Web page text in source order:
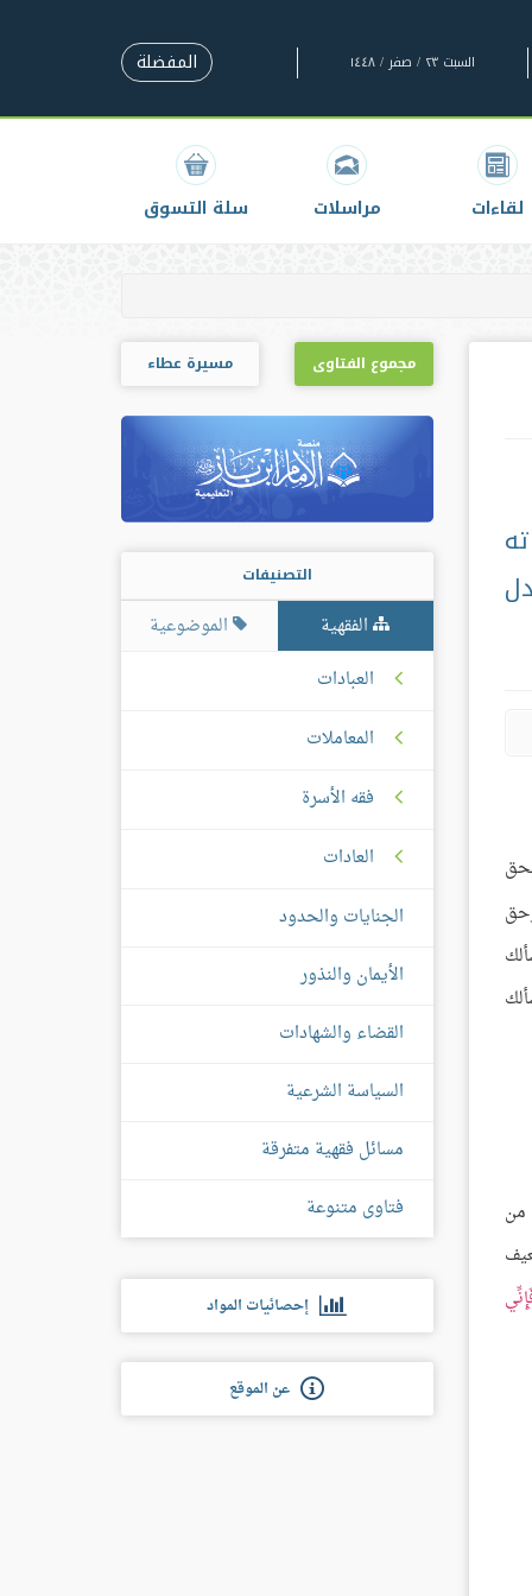
السبت ٢٣ / صفر / ١٤٤٨ المفضلة
لقاءات مراسلات سلة التسوق
من
مجموع الفتاوى مسيرة عطاء
التصنيفات
الفقهية
الموضوعية
العبادات
المعاملات
فقه الأسرة
العادات
الجنايات والحدود
الأيمان والنذور
القضاء والشهادات
السياسة الشرعية
مسائل فقهية متفرقة
فتاوى متنوعة
إحصائيات المواد
عن الموقع